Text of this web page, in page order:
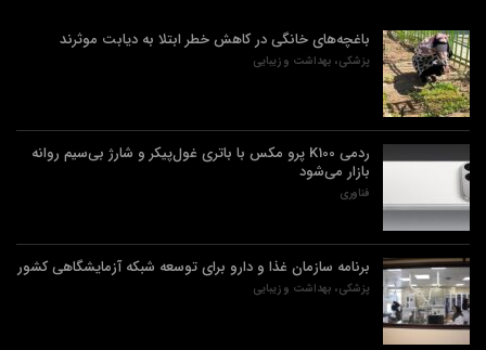
باغچه‌های خانگی در کاهش خطر ابتلا به دیابت موثرند
پزشکی، بهداشت و زیبایی
ردمی K100 پرو مکس با باتری غول‌پیکر و شارژ بی‌سیم روانه
بازار می‌شود
فناوری
برنامه سازمان غذا و دارو برای توسعه شبکه آزمایشگاهی کشور
پزشکی، بهداشت و زیبایی